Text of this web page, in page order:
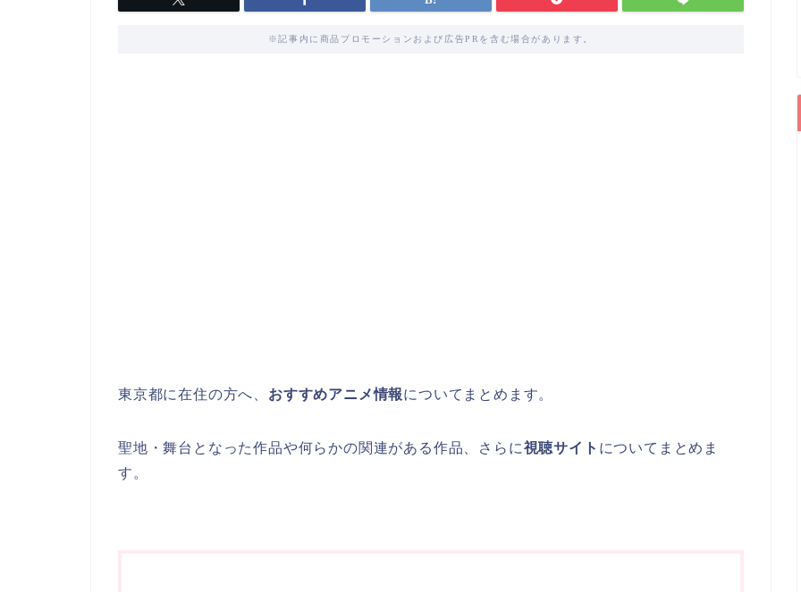
※記事内に商品プロモーションおよび広告PRを含む場合があります。
東京都に在住の方へ、 おすすめアニメ情報についてまとめます。
聖地・舞台となった作品や何らかの関連がある作品、さらに視聴サイト についてまとめま
す。